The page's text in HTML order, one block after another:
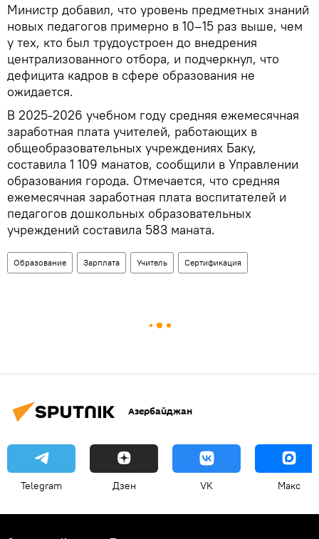
Министр добавил, что уровень предметных знаний
новых педагогов примерно в 10–15 раз выше, чем
у тех, кто был трудоустроен до внедрения
централизованного отбора, и подчеркнул, что
дефицита кадров в сфере образования не
ожидается.
В 2025-2026 учебном году средняя ежемесячная
заработная плата учителей, работающих в
общеобразовательных учреждениях Баку,
составила 1 109 манатов, сообщили в Управлении
образования города. Отмечается, что средняя
ежемесячная заработная плата воспитателей и
педагогов дошкольных образовательных
учреждений составила 583 маната.
Образование Зарплата Учитель Сертификация
Азербайджан
Telegram Дзен VK Макс